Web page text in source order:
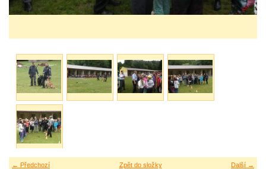
← Předchozí Další →
Zpět do složky